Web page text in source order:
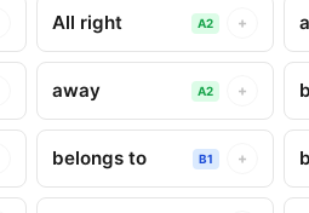
All right A2 +
away A2 +
belongs to B1 +